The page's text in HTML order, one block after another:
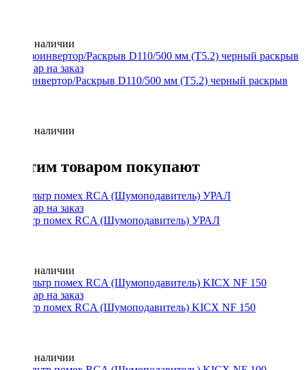
Нет в наличии
Фазоинвертор/Раскрыв D110/500 мм (Т5.2) черный раскрыв
Нет в наличии
С этим товаром покупают
Фильтр помех RCA (Шумоподавитель) УРАЛ
Нет в наличии
Фильтр помех RCA (Шумоподавитель) KICX NF 150
Нет в наличии